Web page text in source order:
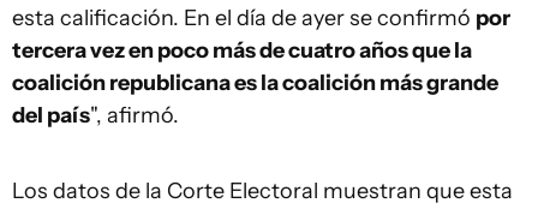
esta calificación. En el día de ayer se confirmó por
tercera vez en poco más de cuatro años que la
coalición republicana es la coalición más grande
del país", afirmó.
Los datos de la Corte Electoral muestran que esta